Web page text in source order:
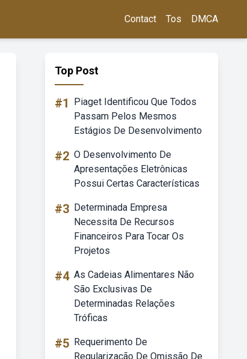
Contact Tos DMCA
Top Post
#1
Piaget Identificou Que Todos
Passam Pelos Mesmos
Estágios De Desenvolvimento
#2 O Desenvolvimento De
Apresentações Eletrônicas
Possui Certas Características
#3 Determinada Empresa
Necessita De Recursos
Financeiros Para Tocar Os
Projetos
#4 As Cadeias Alimentares Não
São Exclusivas De
Determinadas Relações
Tróficas
#5 Requerimento De
Regularização De Omissão De